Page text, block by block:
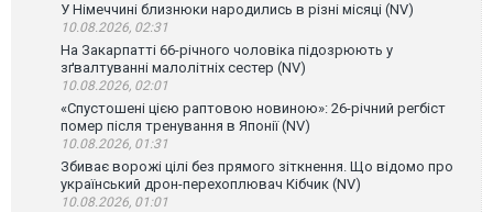
У Німеччині близнюки народились в різні місяці (NV)
10.08.2026, 02:31
На Закарпатті 66-річного чоловіка підозрюють у
зґвалтуванні малолітніх сестер (NV)
10.08.2026, 02:01
«Спустошені цією раптовою новиною»: 26-річний регбіст
помер після тренування в Японії (NV)
10.08.2026, 01:31
Збиває ворожі цілі без прямого зіткнення. Що відомо про
український дрон-перехоплювач Кібчик (NV)
10.08.2026, 01:01